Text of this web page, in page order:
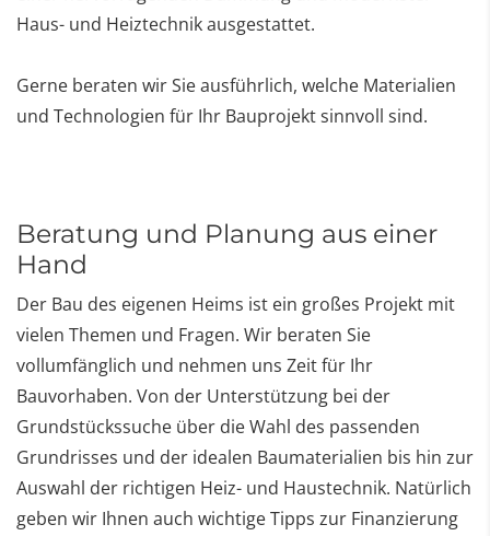
Haus- und Heiztechnik ausgestattet.
Gerne beraten wir Sie ausführlich, welche Materialien
und Technologien für Ihr Bauprojekt sinnvoll sind.
Beratung und Planung aus einer
Hand
Der Bau des eigenen Heims ist ein großes Projekt mit
vielen Themen und Fragen. Wir beraten Sie
vollumfänglich und nehmen uns Zeit für Ihr
Bauvorhaben. Von der Unterstützung bei der
Grundstückssuche über die Wahl des passenden
Grundrisses und der idealen Baumaterialien bis hin zur
Auswahl der richtigen Heiz- und Haustechnik. Natürlich
geben wir Ihnen auch wichtige Tipps zur Finanzierung